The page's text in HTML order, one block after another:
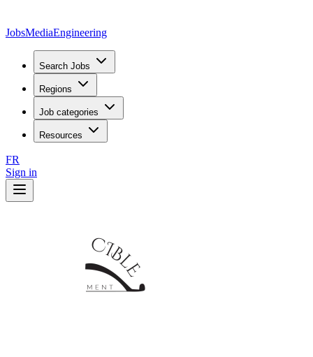
JobsMediaEngineering
Search Jobs
Regions
Job categories
Resources
FR
Sign in